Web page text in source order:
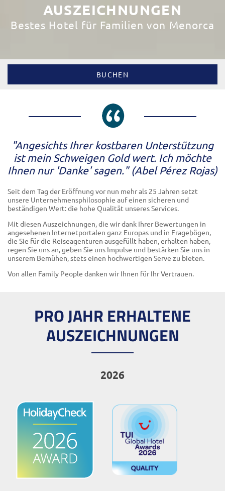
AUSZEICHNUNGEN
Bestes Hotel für Familien von Menorca
BUCHEN
"Angesichts Ihrer kostbaren Unterstützung
ist mein Schweigen Gold wert. Ich möchte
Ihnen nur 'Danke' sagen." (Abel Pérez Rojas)
Seit dem Tag der Eröffnung vor nun mehr als 25 Jahren setzt
unsere Unternehmensphilosophie auf einen sicheren und
beständigen Wert: die hohe Qualität unseres Services.
Mit diesen Auszeichnungen, die wir dank Ihrer Bewertungen in
angesehenen Internetportalen ganz Europas und in Fragebögen,
die Sie für die Reiseagenturen ausgefüllt haben, erhalten haben,
regen Sie uns an, geben Sie uns Impulse und bestärken Sie uns in
unserem Bemühen, stets einen hochwertigen Serve zu bieten.
Von allen Family People danken wir Ihnen für Ihr Vertrauen.
PRO JAHR ERHALTENE
AUSZEICHNUNGEN
2026